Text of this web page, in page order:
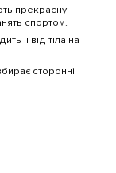
прекрасну
спортом.
її від тіла на
сторонні